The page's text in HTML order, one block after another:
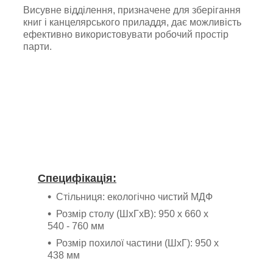
Висувне відділення, призначене для зберігання
книг і канцелярського приладдя, дає можливість
ефективно використовувати робочий простір
парти.
Специфікація:
Стільниця: екологічно чистий МДФ
Розмір столу (ШхГхВ): 950 x 660 x
540 - 760 мм
Розмір похилої частини (ШхГ): 950 х
438 мм